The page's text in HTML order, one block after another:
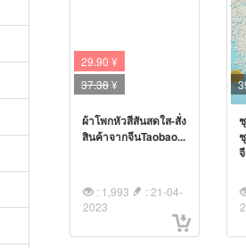
29.90 ¥
37.38¥
ผ้าโพกหัวสีสันสดใส-สั่ง
สินค้าจากจีนTaobao...
: 1,993
: 21-04-
2023